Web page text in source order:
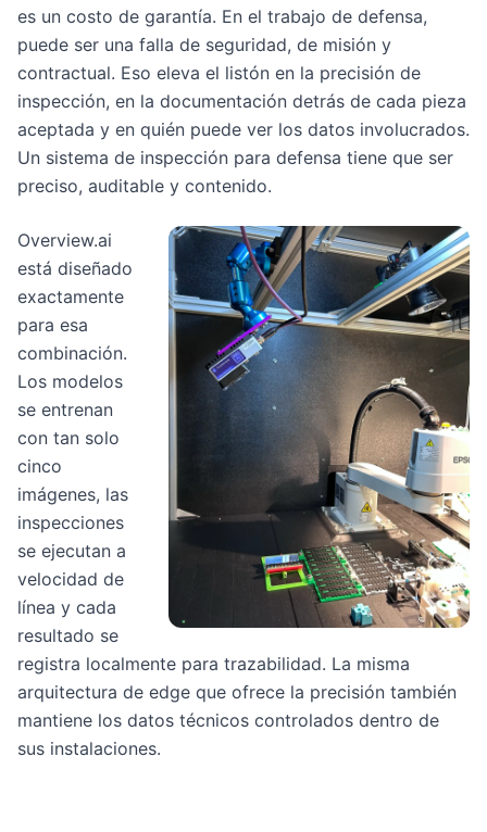
es un costo de garantía. En el trabajo de defensa,
puede ser una falla de seguridad, de misión y
contractual. Eso eleva el listón en la precisión de
inspección, en la documentación detrás de cada pieza
aceptada y en quién puede ver los datos involucrados.
Un sistema de inspección para defensa tiene que ser
preciso, auditable y contenido.
Overview.ai
está diseñado
exactamente
para esa
combinación.
Los modelos
se entrenan
con tan solo
cinco
imágenes, las
inspecciones
se ejecutan a
velocidad de
línea y cada
resultado se
registra localmente para trazabilidad. La misma
arquitectura de edge que ofrece la precisión también
mantiene los datos técnicos controlados dentro de
sus instalaciones.